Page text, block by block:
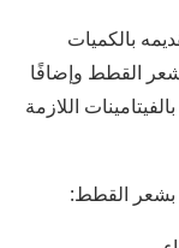
بالكميات
القطط وإضافًا
اللازمة
بشعر القطط: